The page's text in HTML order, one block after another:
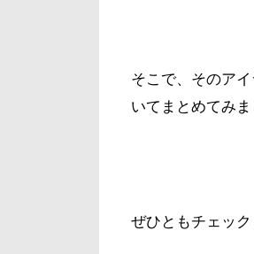
そこで、そのア
いてまとめてみま
ぜひともチェック